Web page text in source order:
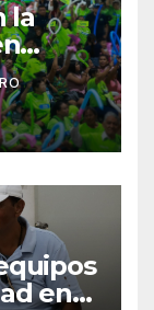
la
de
en